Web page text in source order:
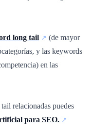
long tail
(de mayor
y las keywords
en las
relacionadas puedes
para SEO.